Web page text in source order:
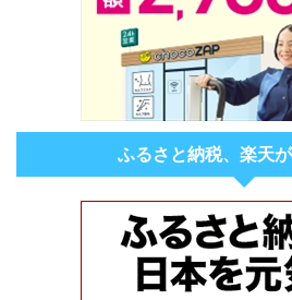
ふるさと納税、楽天